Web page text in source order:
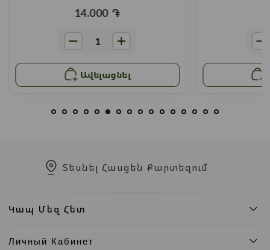
14.000 ֏
Ավելացնել
Տեսնել Հասցեն Քարտեզում
Կապ Մեզ Հետ
Личный Кабинет